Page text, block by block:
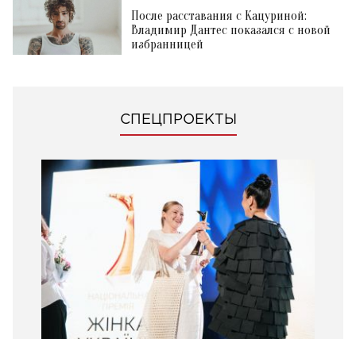
После расставания с Кацуриной:
Владимир Дантес показался с новой
избранницей
СПЕЦПРОЕКТЫ